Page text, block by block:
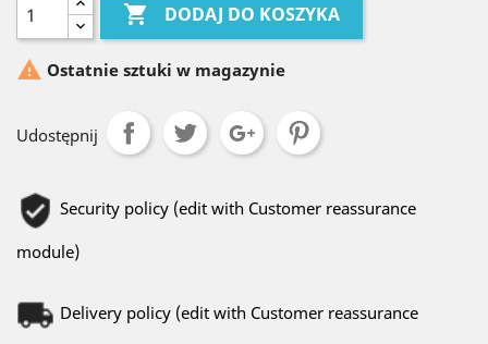
 DODAJ DO KOSZYKA
 Ostatnie sztuki w magazynie
Udostępnij
Security policy (edit with Customer reassurance
module)
Delivery policy (edit with Customer reassurance